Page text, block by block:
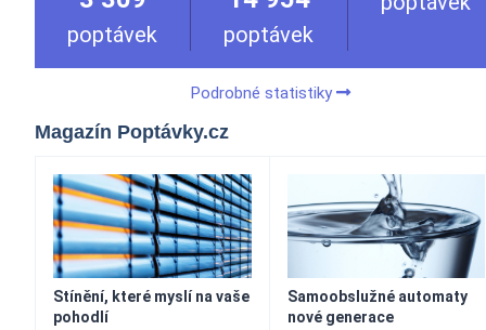
poptávek poptávek
Podrobné statistiky
Magazín Poptávky.cz
Stínění, které myslí na vaše
pohodlí
Samoobslužné automaty
nové generace